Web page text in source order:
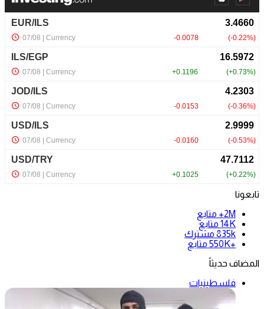
تابعونا
2M+
متابع
14K متابع
835k مشترك
+550K
متابع
المضاف حديثاً
فلسطينيات